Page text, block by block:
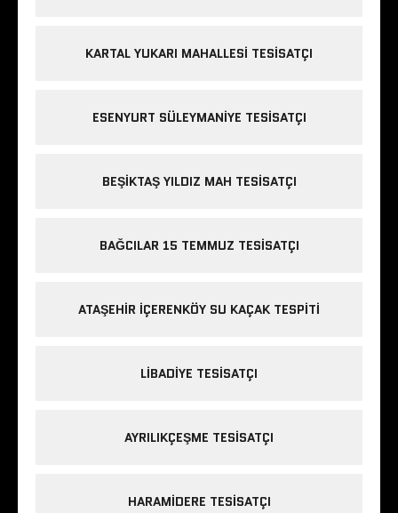
KARTAL YUKARI MAHALLESI TESISATÇI
ESENYURT SÜLEYMANIYE TESISATÇI
BEŞIKTAŞ YILDIZ MAH TESISATÇI
BAĞCILAR 15 TEMMUZ TESISATÇI
ATAŞEHIR IÇERENKÖY SU KAÇAK TESPITI
LIBADIYE TESISATÇI
AYRILIKÇEŞME TESISATÇI
HARAMIDERE TESISATÇI